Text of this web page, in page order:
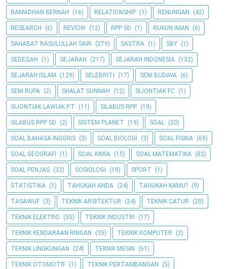
RAMADHAN BERKAH (16) RELATIONSHIP (1) RENUNGAN (42)
RESEARCH (6) REVEIW (12) RPP SD (1) RUKUN IMAN (6)
SAHABAT RASULULLAH SAW (279) SASTRA (1) SBY (1)
SEDEQAH (1) SEJARAH (217) SEJARAH INDONESIA (132)
SEJARAH ISLAM (129) SELEBRITI (17) SENI BUDAYA (6)
SENI RUPA (2) SHALAT SUNNAH (12) SIJONTIAK FC (1)
SIJONTIAK LAWUIK P.T (11) SILABUS RPP (19)
SILABUS RPP SD (2) SISTEM PLANET (19) SOAL (20)
SOAL BAHASA INGGRIS (3) SOAL BIOLOGI (3) SOAL FISIKA (69)
SOAL GEOGRAFI (1) SOAL KIMIA (15) SOAL MATEMATIKA (82)
SOAL PENJAS (32) SOSIOLOGI (19) SPORT (1)
STATISTIKA (1) TAHUKAH ANDA (24) TAHUKAH KAMU? (9)
TASAWUF (3) TEKNIK ARSITEKTUR (24) TEKNIK CATUR (20)
TEKNIK ELEKTRO (55) TEKNIK INDUSTRI (17)
TEKNIK KENDARAAN RINGAN (35) TEKNIK KOMPUTER (2)
TEKNIK LINGKUNGAN (24) TEKNIK MESIN (61)
TEKNIK OTOMOTIF (1) TEKNIK PERTAMBANGAN (5)